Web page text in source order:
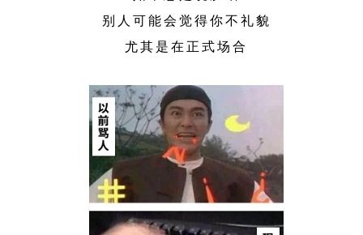
别人可能会觉得你不礼貌
尤其是在正式场合